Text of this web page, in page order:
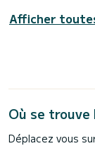
Afficher
Où se trouve
Déplacez vous